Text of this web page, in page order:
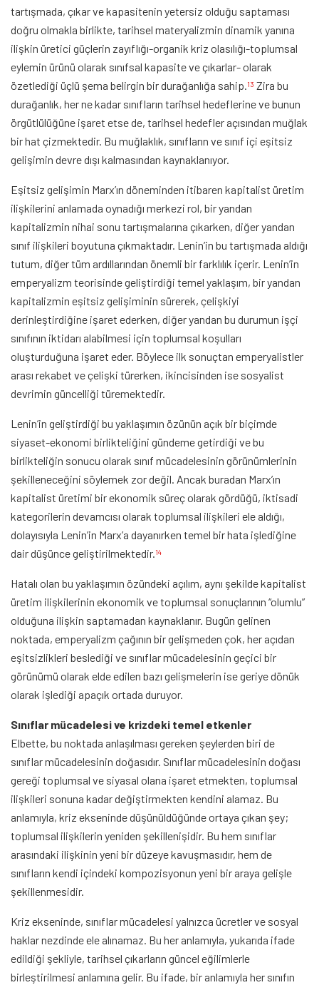
tartışmada, çıkar ve kapasitenin yetersiz olduğu saptaması
doğru olmakla birlikte, tarihsel materyalizmin dinamik yanına
ilişkin üretici güçlerin zayıflığı-organik kriz olasılığı-toplumsal
eylemin ürünü olarak sınıfsal kapasite ve çıkarlar- olarak
özetlediği üçlü şema belirgin bir durağanlığa sahip. 13 Zira bu
durağanlık, her ne kadar sınıfların tarihsel hedeflerine ve bunun
örgütlülüğüne işaret etse de, tarihsel hedefler açısından muğlak
bir hat çizmektedir. Bu muğlaklık, sınıfların ve sınıf içi eşitsiz
gelişimin devre dışı kalmasından kaynaklanıyor.
Eşitsiz gelişimin Marx’ın döneminden itibaren kapitalist üretim
ilişkilerini anlamada oynadığı merkezi rol, bir yandan
kapitalizmin nihai sonu tartışmalarına çıkarken, diğer yandan
sınıf ilişkileri boyutuna çıkmaktadır. Lenin’in bu tartışmada aldığı
tutum, diğer tüm ardıllarından önemli bir farklılık içerir. Lenin’in
emperyalizm teorisinde geliştirdiği temel yaklaşım, bir yandan
kapitalizmin eşitsiz gelişiminin sürerek, çelişkiyi
derinleştirdiğine işaret ederken, diğer yandan bu durumun işçi
sınıfının iktidarı alabilmesi için toplumsal koşulları
oluşturduğuna işaret eder. Böylece ilk sonuçtan emperyalistler
arası rekabet ve çelişki türerken, ikincisinden ise sosyalist
devrimin güncelliği türemektedir.
Lenin’in geliştirdiği bu yaklaşımın özünün açık bir biçimde
siyaset-ekonomi birlikteliğini gündeme getirdiği ve bu
birlikteliğin sonucu olarak sınıf mücadelesinin görünümlerinin
şekilleneceğini söylemek zor değil. Ancak buradan Marx’ın
kapitalist üretimi bir ekonomik süreç olarak gördüğü, iktisadi
kategorilerin devamcısı olarak toplumsal ilişkileri ele aldığı,
dolayısıyla Lenin’in Marx’a dayanırken temel bir hata işlediğine
dair düşünce geliştirilmektedir. 14
Hatalı olan bu yaklaşımın özündeki açılım, aynı şekilde kapitalist
üretim ilişkilerinin ekonomik ve toplumsal sonuçlarının “olumlu”
olduğuna ilişkin saptamadan kaynaklanır. Bugün gelinen
noktada, emperyalizm çağının bir gelişmeden çok, her açıdan
eşitsizlikleri beslediği ve sınıflar mücadelesinin geçici bir
görünümü olarak elde edilen bazı gelişmelerin ise geriye dönük
olarak işlediği apaçık ortada duruyor.
Sınıflar mücadelesi ve krizdeki temel etkenler
Elbette, bu noktada anlaşılması gereken şeylerden biri de
sınıflar mücadelesinin doğasıdır. Sınıflar mücadelesinin doğası
gereği toplumsal ve siyasal olana işaret etmekten, toplumsal
ilişkileri sonuna kadar değiştirmekten kendini alamaz. Bu
anlamıyla, kriz ekseninde düşünüldüğünde ortaya çıkan şey;
toplumsal ilişkilerin yeniden şekillenişidir. Bu hem sınıflar
arasındaki ilişkinin yeni bir düzeye kavuşmasıdır, hem de
sınıfların kendi içindeki kompozisyonun yeni bir araya gelişle
şekillenmesidir.
Kriz ekseninde, sınıflar mücadelesi yalnızca ücretler ve sosyal
haklar nezdinde ele alınamaz. Bu her anlamıyla, yukarıda ifade
edildiği şekliyle, tarihsel çıkarların güncel eğilimlerle
birleştirilmesi anlamına gelir. Bu ifade, bir anlamıyla her sınıfın